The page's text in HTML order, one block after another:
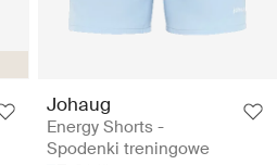
Johaug
Energy Shorts -
Spodenki treningowe